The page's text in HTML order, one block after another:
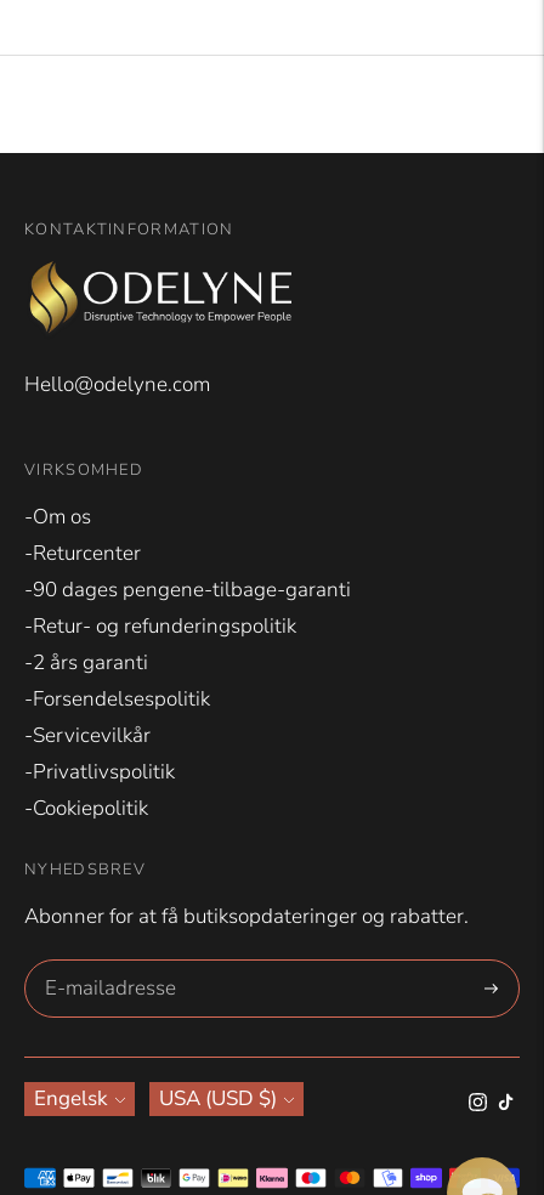
imed
4.7
af
Okendo
KONTAKTINFORMATION
Hello@odelyne.com
VIRKSOMHED
-Om os
-Returcenter
-90 dages pengene-tilbage-garanti
-Retur- og refunderingspolitik
-2 års garanti
-Forsendelsespolitik
-Servicevilkår
-Privatlivspolitik
-Cookiepolitik
NYHEDSBREV
Abonner for at få butiksopdateringer og rabatter.
Sprog
Engelsk Valuta
USA (USD $)
Accepterede